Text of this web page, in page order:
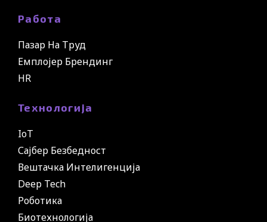
Работа
Пазар На Труд
Емплојер Брендинг
HR
Технологија
IoT
Сајбер Безбедност
Вештачка Интелигенција
Deep Tech
Роботика
Биотехнологија